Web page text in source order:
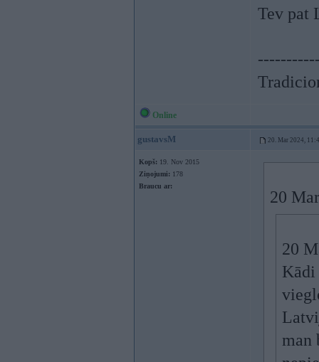
Tev pat
Online
gustavsM 20. Mar 2024,
Kopš: 19. Nov 2015
Ziņojumi: 178
Braucu ar:
20
20
Kādi
man